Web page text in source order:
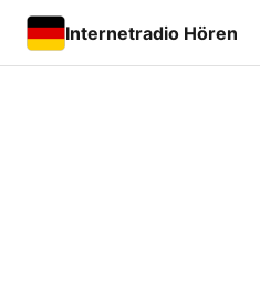
Internetradio Hören